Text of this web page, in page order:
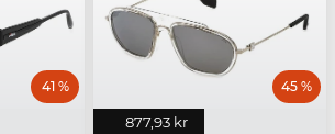
41 %
877,93 kr
45 %